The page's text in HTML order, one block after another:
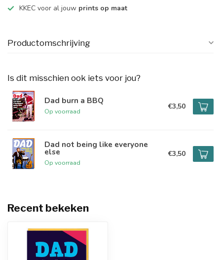
KKEC voor al jouw prints op maat
Productomschrijving
Is dit misschien ook iets voor jou?
Dad burn a BBQ
Op voorraad
€3,50
Dad not being like everyone
else
Op voorraad
€3,50
Recent bekeken